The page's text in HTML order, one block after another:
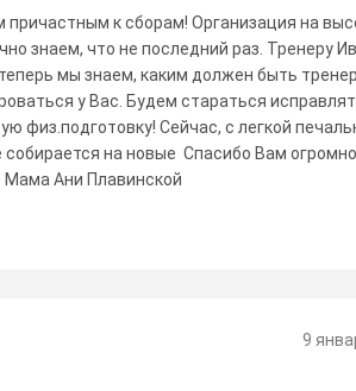
причастным к сборам! Организация на
знаем, что не последний раз. Тренеру
мы знаем, каким должен быть
у Вас. Будем стараться
физ.подготовку! Сейчас, с легкой
на новые Спасибо Вам
Мама Ани Плавинской
9